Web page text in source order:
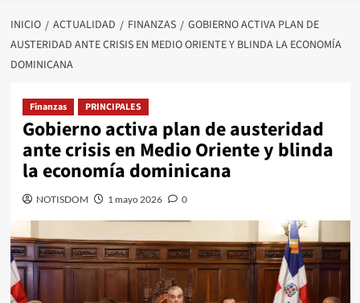
INICIO ACTUALIDAD FINANZAS
GOBIERNO ACTIVA PLAN DE
AUSTERIDAD ANTE CRISIS EN MEDIO ORIENTE Y BLINDA LA ECONOMÍA
DOMINICANA
Finanzas PRINCIPALES
Gobierno activa plan de austeridad
ante crisis en Medio Oriente y blinda
la economía dominicana
NOTISDOM 1 mayo 2026 0